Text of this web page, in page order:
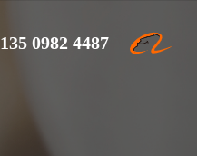
135 0982 4487